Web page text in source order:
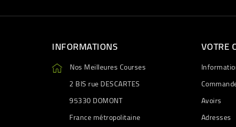
INFORMATIONS
Nos Meilleures Courses
2 BIS rue DESCARTES
95330 DOMONT
France métropolitaine
VOTRE
Avoirs
Adresses